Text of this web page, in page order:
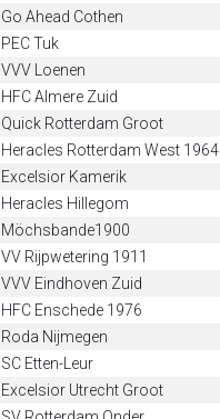
Go Ahead Cothen
PEC Tuk
VVV Loenen
HFC Almere Zuid
Quick Rotterdam Groot
Heracles Rotterdam West 1964
Excelsior Kamerik
Heracles Hillegom
Möchsbande1900
VV Rijpwetering 1911
VVV Eindhoven Zuid
HFC Enschede 1976
Roda Nijmegen
SC Etten-Leur
Excelsior Utrecht Groot